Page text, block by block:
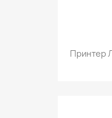
Принтер